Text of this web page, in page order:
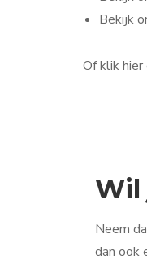
Bekijk
Of klik hier
Wil
Neem
dan ook